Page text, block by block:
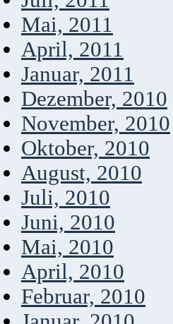
Mai, 2011
April, 2011
Januar, 2011
Dezember, 2010
November, 2010
Oktober, 2010
August, 2010
Juli, 2010
Juni, 2010
Mai, 2010
April, 2010
Februar, 2010